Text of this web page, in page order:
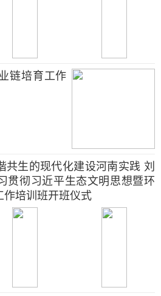
链培育工作
共生的现代化建设河南实践 刘
贯彻习近平生态文明思想暨环
作培训班开班仪式